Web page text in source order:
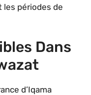
les périodes de
Dans
d’Iqama